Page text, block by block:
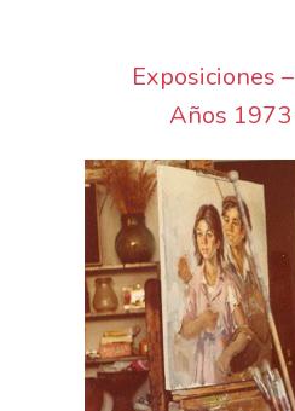
Exposiciones
Años